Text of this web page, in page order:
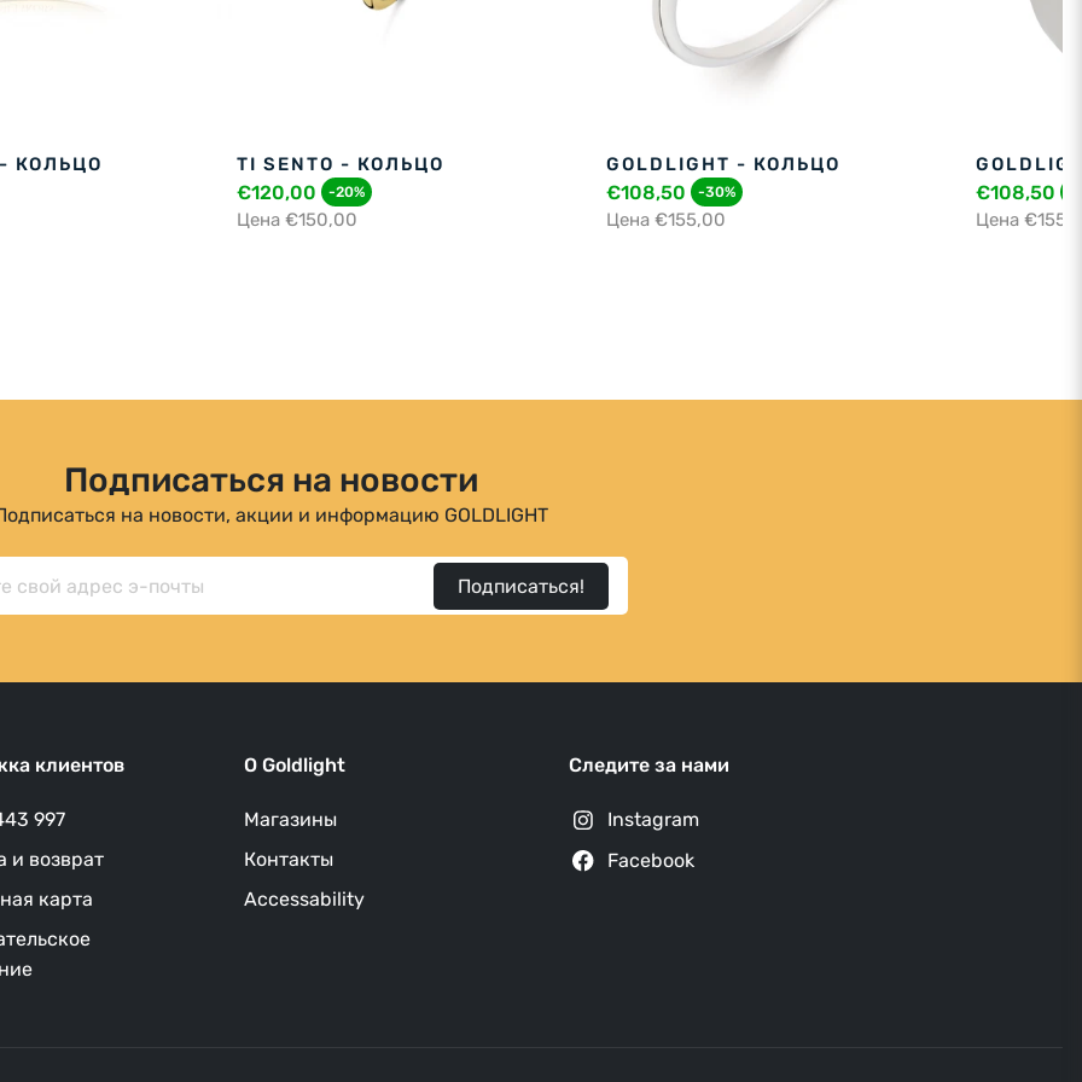
- КОЛЬЦО TI SENTO - КОЛЬЦО
€120,00 -20%
Цена €150,00
GOLDLIGHT - КОЛЬЦО
€108,50 -30%
Цена €155,00
€108,50
Цена
Подписаться на новости
на новости, акции и информацию GOLDLIGHT
Подписаться!
клиентов
997
и возврат
карта
O Goldlight
Магазины
Контакты
Accessability
Следите за нами
Instagram
Facebook